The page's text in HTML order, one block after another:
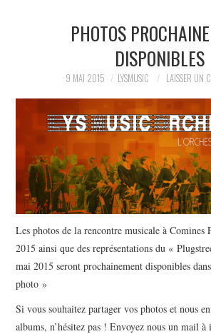
PHOTOS
DISPONIBLES
9 MAI 2015 LYSMUSIC LAISSER UN
Les photos de la rencontre musicale à Comines
2015 ainsi que des représentations du «
mai 2015 seront prochainement disponibles
photo »
Si vous souhaitez partager vos photos et nous
albums, n’hésitez pas ! Envoyez nous un mail